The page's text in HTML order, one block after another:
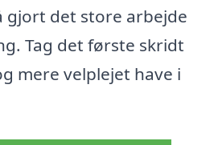
gjort det store arbejde
Tag det første skridt
mere velplejet have i